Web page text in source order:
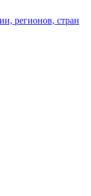
регионов, стран